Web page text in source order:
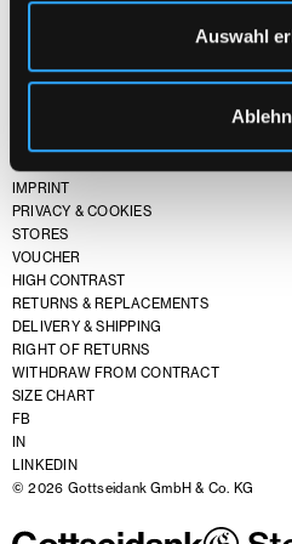
Auswahl
TERMS & CONDITIONS
IMPRINT
PRIVACY & COOKIES
STORES
VOUCHER
HIGH CONTRAST
RETURNS & REPLACEMENTS
DELIVERY & SHIPPING
RIGHT OF RETURNS
WITHDRAW FROM CONTRACT
SIZE CHART
FB
IN
LINKEDIN
© 2026 Gottseidank GmbH & Co. KG